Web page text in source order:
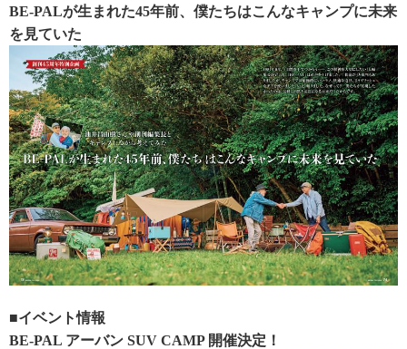
BE-PALが生まれた45年前、僕たちはこんなキャンプに未来
を見ていた
■イベント情報
BE-PAL アーバン SUV CAMP 開催決定！